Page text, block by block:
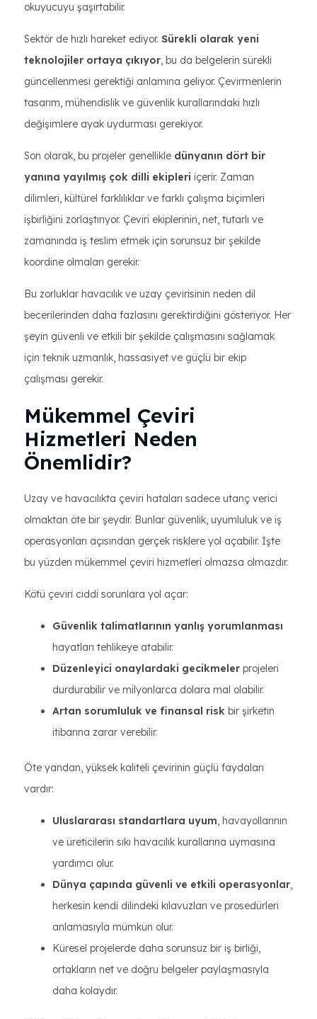
okuyucuyu şaşırtabilir.
Sektör de hızlı hareket ediyor. Sürekli olarak yeni
teknolojiler ortaya çıkıyor, bu da belgelerin sürekli
güncellenmesi gerektiği anlamına geliyor. Çevirmenlerin
tasarım, mühendislik ve güvenlik kurallarındaki hızlı
değişimlere ayak uydurması gerekiyor.
Son olarak, bu projeler genellikle dünyanın dört bir
yanına yayılmış çok dilli ekipleri içerir. Zaman
dilimleri, kültürel farklılıklar ve farklı çalışma biçimleri
işbirliğini zorlaştırıyor. Çeviri ekiplerinin, net, tutarlı ve
zamanında iş teslim etmek için sorunsuz bir şekilde
koordine olmaları gerekir.
Bu zorluklar havacılık ve uzay çevirisinin neden dil
becerilerinden daha fazlasını gerektirdiğini gösteriyor. Her
şeyin güvenli ve etkili bir şekilde çalışmasını sağlamak
için teknik uzmanlık, hassasiyet ve güçlü bir ekip
çalışması gerekir.
Mükemmel Çeviri
Hizmetleri Neden
Önemlidir?
Uzay ve havacılıkta çeviri hataları sadece utanç verici
olmaktan öte bir şeydir. Bunlar güvenlik, uyumluluk ve iş
operasyonları açısından gerçek risklere yol açabilir. İşte
bu yüzden mükemmel çeviri hizmetleri olmazsa olmazdır.
Kötü çeviri ciddi sorunlara yol açar:
Güvenlik talimatlarının yanlış yorumlanması
hayatları tehlikeye atabilir.
Düzenleyici onaylardaki gecikmeler projeleri
durdurabilir ve milyonlarca dolara mal olabilir.
Artan sorumluluk ve finansal risk bir şirketin
itibarına zarar verebilir.
Öte yandan, yüksek kaliteli çevirinin güçlü faydaları
vardır:
Uluslararası standartlara uyum, havayollarının
ve üreticilerin sıkı havacılık kurallarına uymasına
yardımcı olur.
Dünya çapında güvenli ve etkili operasyonlar,
herkesin kendi dilindeki kılavuzları ve prosedürleri
anlamasıyla mümkün olur.
Küresel projelerde daha sorunsuz bir iş birliği,
ortakların net ve doğru belgeler paylaşmasıyla
daha kolaydır.